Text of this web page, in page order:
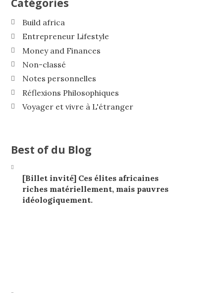
Build africa
Entrepreneur Lifestyle
Money and Finances
Non-classé
Notes personnelles
Réflexions Philosophiques
Voyager et vivre à L'étranger
Best of du Blog
[Billet invité] Ces élites africaines
riches matériellement, mais pauvres
idéologiquement.